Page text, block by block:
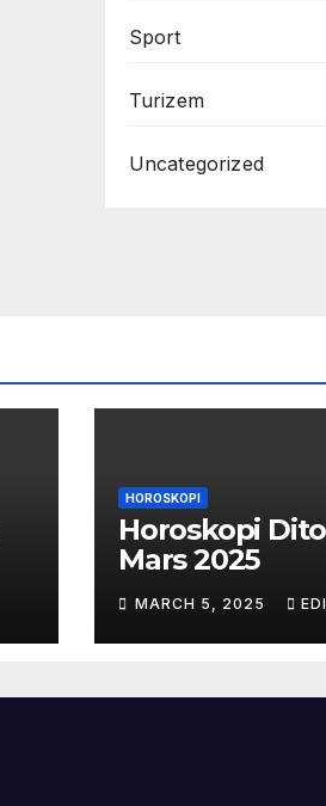
Sport
Turizem
Uncategorized
HOROSKOPI
Horoskopi
Mars 2025
MARCH 5, 2025